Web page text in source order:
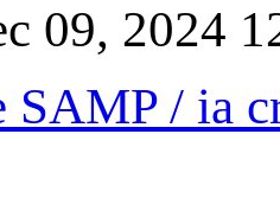
09, 2024
SAMP / ia